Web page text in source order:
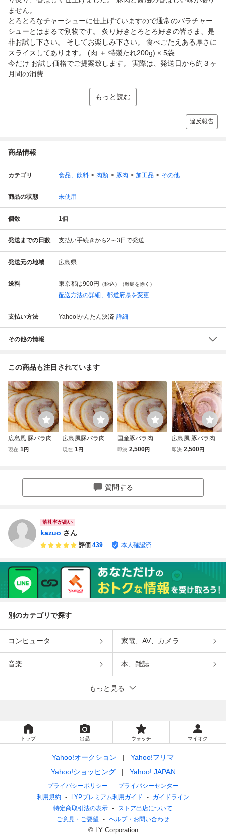
ません。
とろとろなチャーシューに仕上げていますので通常のバラチャー
シューとはまるで別物です。 炙り好きとろとろ好きの皆さま、是
非お試し下さい。 そしてお楽しみ下さい。 食べごたえある厚さに
スライスしてあります。 (肉 ＋ 特製たれ200g) × 5袋
今だけ お試し価格でご提案致します。 実際は、発送日から約３ヶ
月間の消費...
もっと読む
違反報告
商品情報
カテゴリ 食品、飲料 肉類 豚肉 加工品 その他
商品の状態 未使用
個数 1個
発送までの日数 支払い手続きから2～3日で発送
発送元の地域 広島県
送料 東京都は900円 （税込）（離島を除く）
配送方法の詳細、都道府県を変更
支払い方法 Yahoo!かんたん決済 詳細
その他の情報
この商品も注目されています
広島風 豚バラ肉チ
ャーシュー トロト
現在 1円
広島風豚バラ肉ト
ロトロチャーシュ
現在 1円
国産豚バラ肉 ト
ロトロチャーシュ
即決 2,500円
広島風 豚バラ肉ト
ロトロチャーシュ
即決 2,500円
質問する
落札率が高い
kazuo さん
評価 439 本人確認済
別のカテゴリで探す
コンピュータ 家電、AV、カメラ
音楽 本、雑誌
もっと見る
トップ 出品 ウォッチ マイオク
Yahoo!オークション
Yahoo!フリマ
Yahoo!ショッピング
Yahoo! JAPAN
プライバシーポリシー
プライバシーセンター
利用規約
LYPプレミアム利用ガイド
ガイドライン
特定商取引法の表示
ストア出店について
ご意見・ご要望
ヘルプ・お問い合わせ
© LY Corporation